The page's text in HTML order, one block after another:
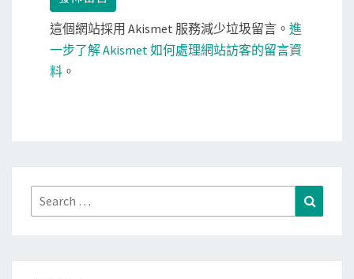
這個網站採用 Akismet 服務減少垃圾留言。 進
一步了解 Akismet 如何處理網站訪客的留言資
料 。
Search
for: